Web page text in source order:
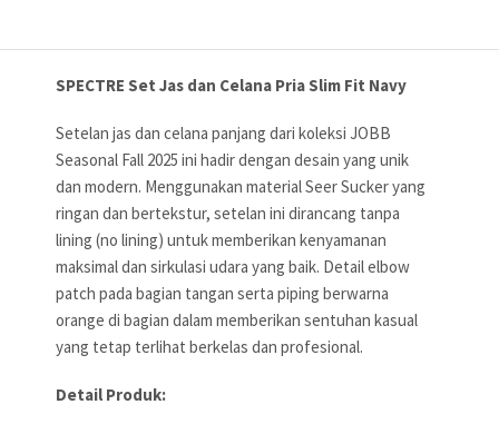
SPECTRE Set Jas dan Celana Pria Slim Fit Navy
Setelan jas dan celana panjang dari koleksi JOBB
Seasonal Fall 2025 ini hadir dengan desain yang unik
dan modern. Menggunakan material Seer Sucker yang
ringan dan bertekstur, setelan ini dirancang tanpa
lining (no lining) untuk memberikan kenyamanan
maksimal dan sirkulasi udara yang baik. Detail elbow
patch pada bagian tangan serta piping berwarna
orange di bagian dalam memberikan sentuhan kasual
yang tetap terlihat berkelas dan profesional.
Detail Produk: